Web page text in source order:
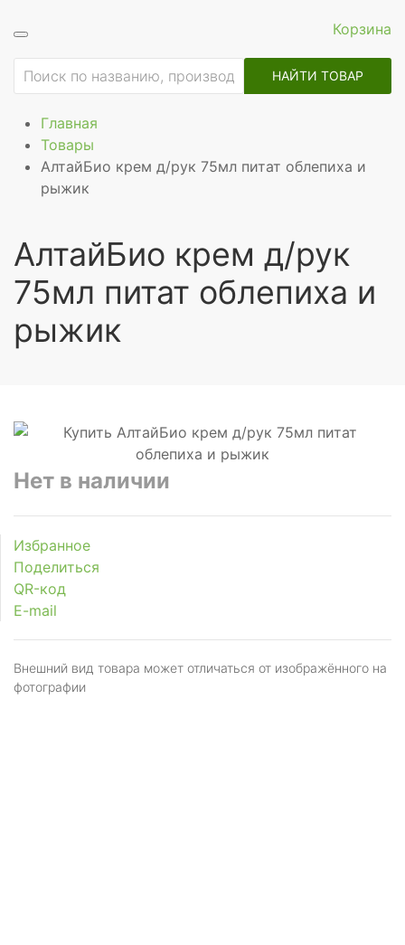
Корзина
НАЙТИ ТОВАР
Главная
Товары
АлтайБио крем д/рук 75мл питат облепиха и
рыжик
АлтайБио крем д/рук
75мл питат облепиха и
рыжик
Нет в наличии
Избранное
Поделиться
QR-код
E-mail
Внешний вид товара может отличаться от изображённого на
фотографии